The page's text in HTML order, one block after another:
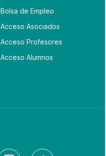
Bolsa de Empleo
Acceso Asociados
Acceso Profesores
Acceso Alumnos